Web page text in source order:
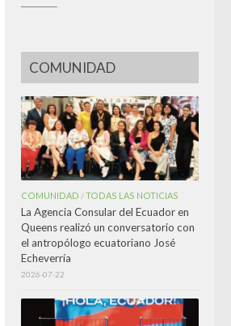
COMUNIDAD
COMUNIDAD /TODAS LAS NOTICIAS
La Agencia Consular del Ecuador en
Queens realizó un conversatorio con
el antropólogo ecuatoriano José
Echeverría
2026-07-22